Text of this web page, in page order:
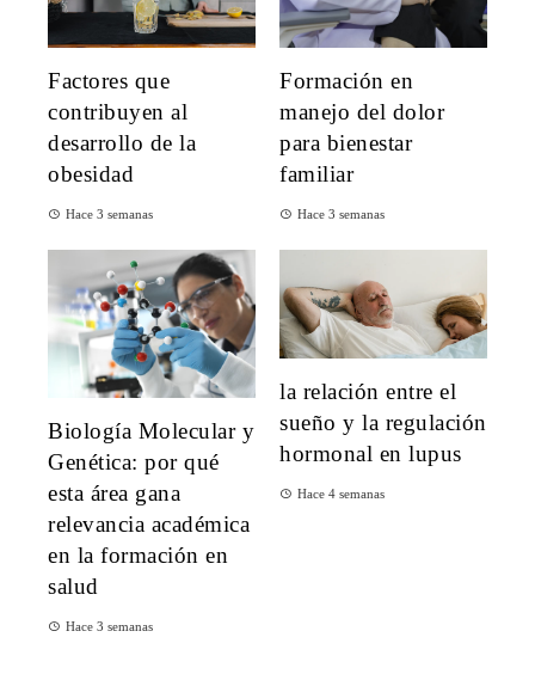
Factores que
contribuyen al
desarrollo de la
obesidad
Hace 3 semanas
Formación en
manejo del dolor
para bienestar
familiar
Hace 3 semanas
Biología Molecular y
Genética: por qué
esta área gana
relevancia académica
en la formación en
salud
Hace 3 semanas
la relación entre el
sueño y la regulación
hormonal en lupus
Hace 4 semanas